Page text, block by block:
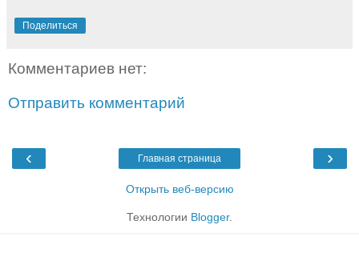
Поделиться
Комментариев нет:
Отправить комментарий
‹ ›
Главная страница
Открыть веб-версию
Технологии Blogger.